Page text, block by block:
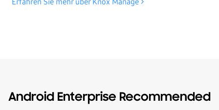
Android Enterprise Recommended